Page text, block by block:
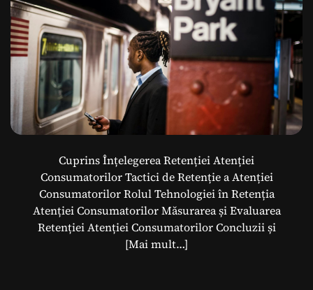
Cuprins Înțelegerea Retenției Atenției
Consumatorilor Tactici de Retenție a Atenției
Consumatorilor Rolul Tehnologiei în Retenția
Atenției Consumatorilor Măsurarea și Evaluarea
Retenției Atenției Consumatorilor Concluzii și
[Mai mult…]